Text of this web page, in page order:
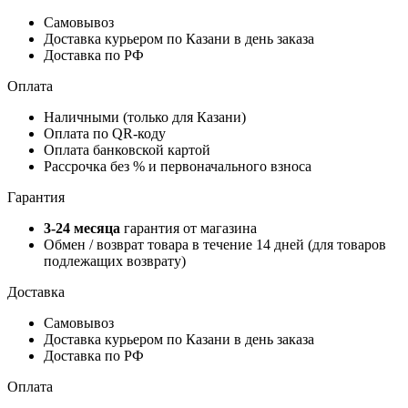
Самовывоз
Доставка курьером по Казани в день заказа
Доставка по РФ
Оплата
Наличными (только для Казани)
Оплата по QR-коду
Оплата банковской картой
Рассрочка без % и первоначального взноса
Гарантия
3-24 месяца гарантия от магазина
Обмен / возврат товара в течение 14 дней (для товаров
подлежащих возврату)
Доставка
Самовывоз
Доставка курьером по Казани в день заказа
Доставка по РФ
Оплата